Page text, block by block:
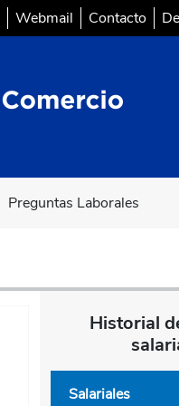
Webmail Contacto
Preguntas Laborales
Historial
Salariales